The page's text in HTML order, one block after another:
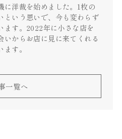
に洋裁を始めました。1枚の
という思いで、今も変わらず
ます。2022年に小さな店を
いからお店に見に来てくれる
す。
一覧へ